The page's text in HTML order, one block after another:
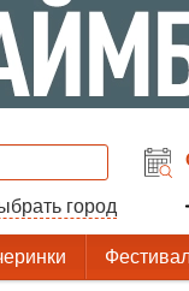
город